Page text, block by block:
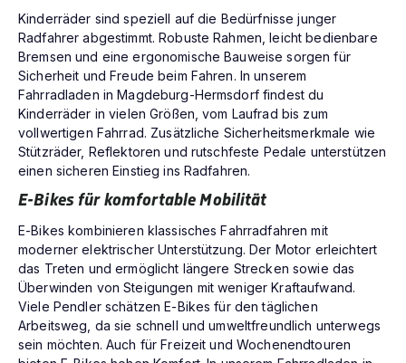
Kinderräder sind speziell auf die Bedürfnisse junger
Radfahrer abgestimmt. Robuste Rahmen, leicht bedienbare
Bremsen und eine ergonomische Bauweise sorgen für
Sicherheit und Freude beim Fahren. In unserem
Fahrradladen in Magdeburg-Hermsdorf findest du
Kinderräder in vielen Größen, vom Laufrad bis zum
vollwertigen Fahrrad. Zusätzliche Sicherheitsmerkmale wie
Stützräder, Reflektoren und rutschfeste Pedale unterstützen
einen sicheren Einstieg ins Radfahren.
E-Bikes für komfortable Mobilität
E-Bikes kombinieren klassisches Fahrradfahren mit
moderner elektrischer Unterstützung. Der Motor erleichtert
das Treten und ermöglicht längere Strecken sowie das
Überwinden von Steigungen mit weniger Kraftaufwand.
Viele Pendler schätzen E-Bikes für den täglichen
Arbeitsweg, da sie schnell und umweltfreundlich unterwegs
sein möchten. Auch für Freizeit und Wochenendtouren